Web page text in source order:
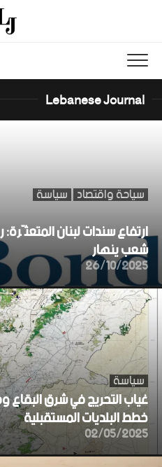
Lebanese Journal
سياحة واقتصاد سياسة
ارتفاع سندات لبنان
شعب ينهار
26/10/2025
سياسة
غياب التحريج في شرق البقاع
خطط البلديات المستقبلية
02/05/2025